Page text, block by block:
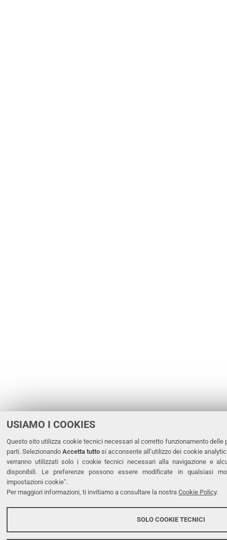
USIAMO I COOKIES
Questo sito utilizza cookie tecnici necessari al corretto funzionamento delle
parti. SelezionandoAccetta tutto si acconsente all’utilizzo dei cookie
verranno utilizzati solo i cookie tecnici necessari alla navigazione e
disponibili. Le preferenze possono essere modificate in qualsiasi
impostazioni cookie".
Per maggiori informazioni, ti invitiamo a consultare la nostra Cookie Policy.
SOLO COOKIE TECNICI